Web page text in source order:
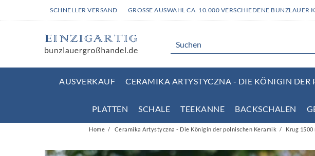
SCHNELLER VERSAND GROSSE AUSWAHL CA. 10.000 VERSCHIEDENE BUNZLAUER
AUSVERKAUF CERAMIKA ARTYSTYCZNA - DIE KÖNIGIN DER
PLATTEN SCHALE TEEKANNE BACKSCHALEN
Home Ceramika Artystyczna - Die Königin der polnischen Keramik Krug